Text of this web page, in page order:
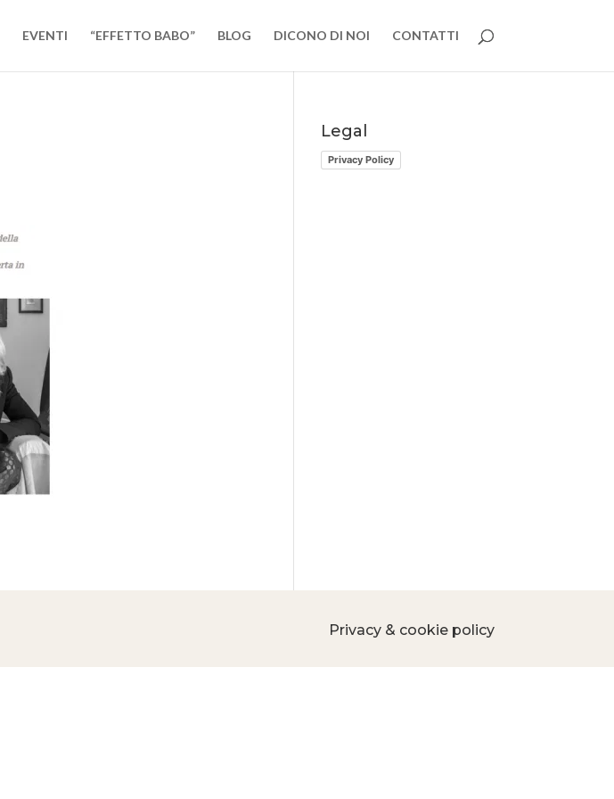
EVENTI “EFFETTO BABO” BLOG DICONO DI NOI CONTATTI
Legal
Privacy Policy
Privacy & cookie policy